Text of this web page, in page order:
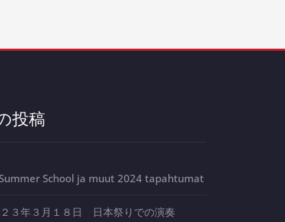
投稿
Summer School ja muut 2024 tapahtumat
２３年３月１８日 日本祭りでの演奏